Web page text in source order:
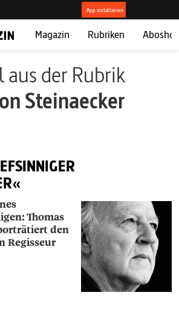
Magazin Rubriken
der Rubrik
Steinaecker
Thomas
den
Regisseur